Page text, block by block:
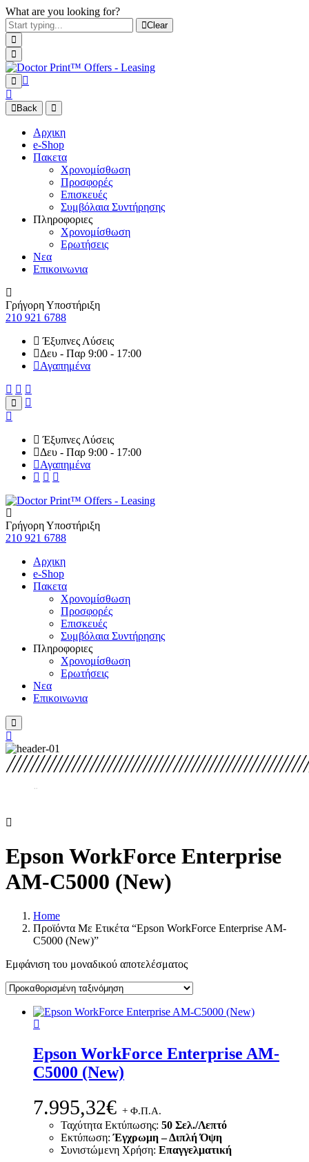
What are you looking for?
Clear
Back
Αρχικη
e-Shop
Πακετα
Χρονομίσθωση
Προσφορές
Επισκευές
Συμβόλαια Συντήρησης
Πληροφοριες
Χρονομίσθωση
Ερωτήσεις
Νεα
Επικοινωνια
Γρήγορη Υποστήριξη
210 921 6788
Έξυπνες Λύσεις
Δευ - Παρ 9:00 - 17:00
Αγαπημένα
Έξυπνες Λύσεις
Δευ - Παρ 9:00 - 17:00
Αγαπημένα
Γρήγορη Υποστήριξη
210 921 6788
Αρχικη
e-Shop
Πακετα
Χρονομίσθωση
Προσφορές
Επισκευές
Συμβόλαια Συντήρησης
Πληροφοριες
Χρονομίσθωση
Ερωτήσεις
Νεα
Επικοινωνια
Epson WorkForce Enterprise
AM-C5000 (New)
Home
Προϊόντα Με Ετικέτα “Epson WorkForce Enterprise AM-
C5000 (New)”
Εμφάνιση του μοναδικού αποτελέσματος
Epson WorkForce Enterprise AM-
C5000 (New)
7.995,32€ + Φ.Π.Α.
Ταχύτητα Εκτύπωσης: 50 Σελ./Λεπτό
Εκτύπωση:Έγχρωμη – Διπλή Όψη
Συνιστώμενη Χρήση: Επαγγελματική